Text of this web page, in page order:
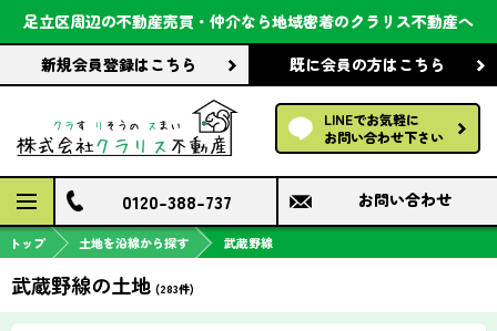
足立区周辺の不動産売買・仲介なら地域密着のクラリス不動産へ
新規会員登録はこちら 既に会員の方はこちら
LINEでお気軽に
お問い合わせ下さい
会社案内
前回の履歴で探す
保存した条件で探す
検討中の物件
0120-388-737 お問い合わせ
トップ 土地を沿線から探す 武蔵野線
武蔵野線の土地 (283件)